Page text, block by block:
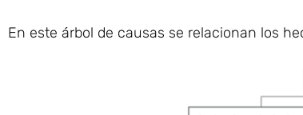
En este árbol de causas se relacionan los